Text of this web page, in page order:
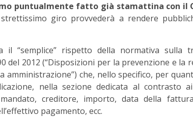
puntualmente fatto già stamattina con il
giro provvederà a rendere
“semplice” rispetto della normativa sulla
del 2012 (“Disposizioni per la prevenzione e la
amministrazione”) che, nello specifico, per
nella sezione dedicata al contrasto
creditore, importo, data della
pagamento, ecc.